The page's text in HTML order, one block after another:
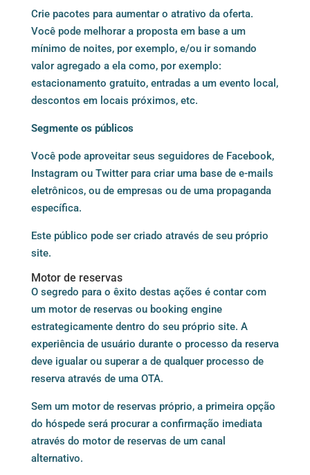
Crie pacotes para aumentar o atrativo da oferta.
Você pode melhorar a proposta em base a um
mínimo de noites, por exemplo, e/ou ir somando
valor agregado a ela como, por exemplo:
estacionamento gratuito, entradas a um evento local,
descontos em locais próximos, etc.
Segmente os públicos
Você pode aproveitar seus seguidores de Facebook,
Instagram ou Twitter para criar uma base de e-mails
eletrônicos, ou de empresas ou de uma propaganda
específica.
Este público pode ser criado através de seu próprio
site.
Motor de reservas
O segredo para o êxito destas ações é contar com
um motor de reservas ou booking engine
estrategicamente dentro do seu próprio site. A
experiência de usuário durante o processo da reserva
deve igualar ou superar a de qualquer processo de
reserva através de uma OTA.
Sem um motor de reservas próprio, a primeira opção
do hóspede será procurar a confirmação imediata
através do motor de reservas de um canal
alternativo.